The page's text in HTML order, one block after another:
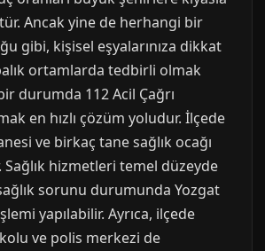
Ancak yine de herhangi bir
gibi, kişisel eşyalarınıza dikkat
ortamlarda tedbirli olmak
durumda 112 Acil Çağrı
en hızlı çözüm yoludur. İlçede
ve birkaç tane sağlık ocağı
Sağlık hizmetleri temel düzeyde
sorunu durumunda Yozgat
yapılabilir. Ayrıca, ilçede
ve polis merkezi de